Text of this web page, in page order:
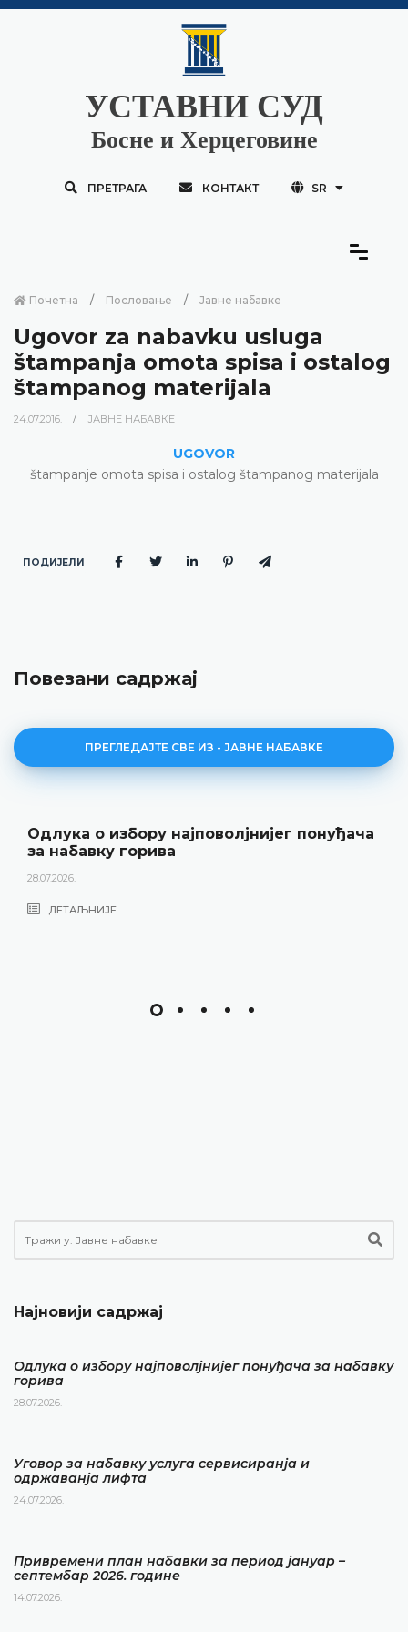
УСТАВНИ СУД
Босне и Херцеговине
ПРЕТРАГА КОНТАКТ SR
Почетна Пословање Јавне набавке
Ugovor za nabavku usluga
štampanja omota spisa i ostalog
štampanog materijala
24.07.2016. ЈАВНЕ НАБАВКЕ
UGOVOR
štampanje omota spisa i ostalog štampanog materijala
ПОДИЈЕЛИ
Повезани садржај
ПРЕГЛЕДАЈТЕ СВЕ ИЗ - ЈАВНЕ НАБАВКЕ
Одлука о избору најповолјнијег понуђача
за набавку горива
28.07.2026.
ДЕТАЉНИЈЕ
Најновији садржај
Одлука о избору најповолјнијег понуђача за набавку
горива
28.07.2026.
Уговор за набавку услуга сервисиранја и
одржаванја лифта
24.07.2026.
Привремени план набавки за период јануар –
септембар 2026. године
14.07.2026.